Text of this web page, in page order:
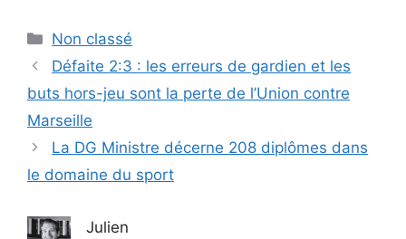
Catégories
Non classé
Défaite 2:3 : les erreurs de gardien et les
buts hors-jeu sont la perte de l’Union contre
Marseille
La DG Ministre décerne 208 diplômes dans
le domaine du sport
Julien